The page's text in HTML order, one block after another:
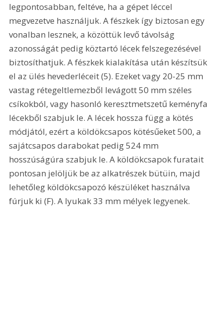
legpontosabban, feltéve, ha a gépet léccel
megvezetve használjuk. A fészkek így biztosan egy
vonalban lesznek, a közöttük levő távolság
azonosságát pedig köztartó lécek felszegezésével
biztosíthatjuk. A fészkek kialakítása után készítsük
el az ülés hevederléceit (5). Ezeket vagy 20-25 mm
vastag rétegeltlemezből levágott 50 mm széles
csíkokból, vagy hasonló keresztmetszetű keményfa
lécekből szabjuk le. A lécek hossza függ a kötés
módjától, ezért a köldökcsapos kötésűeket 500, a
sajátcsapos darabokat pedig 524 mm
hosszúságúra szabjuk le. A köldökcsapok furatait
pontosan jelöljük be az alkatrészek bütüin, majd
lehetőleg köldökcsapozó készüléket használva
fúrjuk ki (F). A lyukak 33 mm mélyek legyenek.